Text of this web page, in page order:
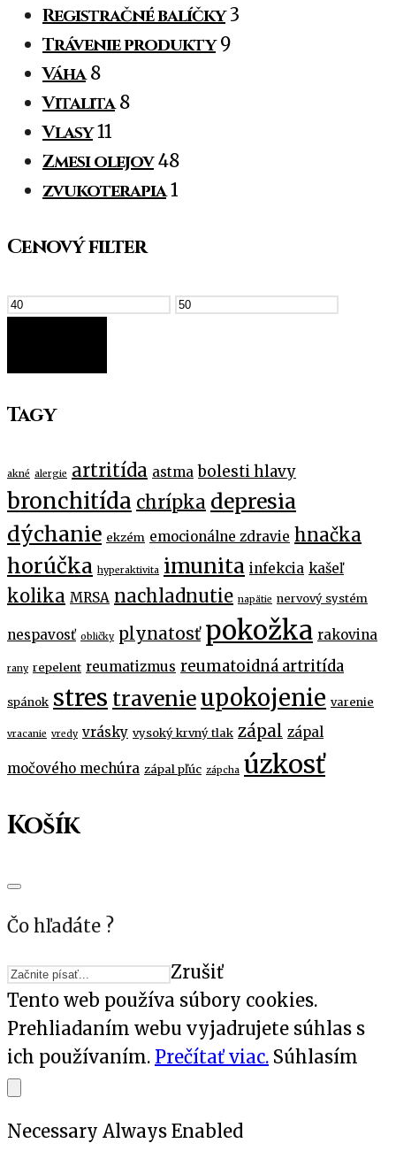
Registračné balíčky 3
Trávenie produkty 9
Váha 8
Vitalita 8
Vlasy 11
Zmesi olejov 48
zvukoterapia 1
Cenový filter
Tagy
akné alergie artritída astma bolesti hlavy
bronchitída chrípka depresia
dýchanie ekzém emocionálne zdravie hnačka
horúčka hyperaktivita imunita infekcia kašeľ
kolika MRSA nachladnutie napätie nervový systém
nespavosť obličky plynatosť pokožka rakovina
rany repelent reumatizmus reumatoidná artritída
spánok stres travenieupokojenie varenie
vracanie vredy vrásky vysoký krvný tlak zápal zápal
močového mechúra zápal pľúc zápcha úzkosť
Košík
Čo hľadáte ?
Zrušiť
Tento web používa súbory cookies.
Prehliadaním webu vyjadrujete súhlas s
ich používaním. Prečítať viac. Súhlasím
Necessary Always Enabled